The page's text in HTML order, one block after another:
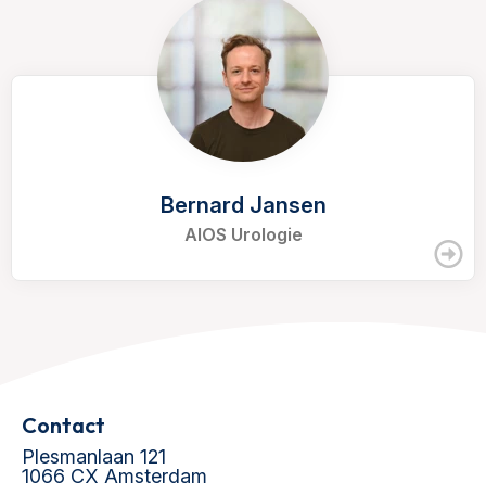
Bernard Jansen
AIOS Urologie
Contact
Plesmanlaan 121
1066 CX Amsterdam